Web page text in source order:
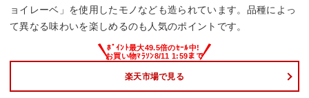
ョイレーベ」を使用したモノなども造られています。品種によっ
て異なる味わいを楽しめるのも人気のポイントです。
楽天市場で見る